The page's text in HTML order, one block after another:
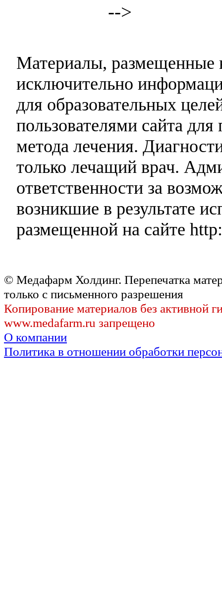
-->
Материалы, размещенные
исключительно
для образовательных
пользователями сайта
метода лечения.
только лечащий врач.
ответственности за
возникшие в результате
размещенной на сайте
© Медафарм Холдинг. Перепечатка
только с письменного разрешения
Копирование материалов без активной
www.medafarm.ru запрещено
О компании
Политика в отношении обработки